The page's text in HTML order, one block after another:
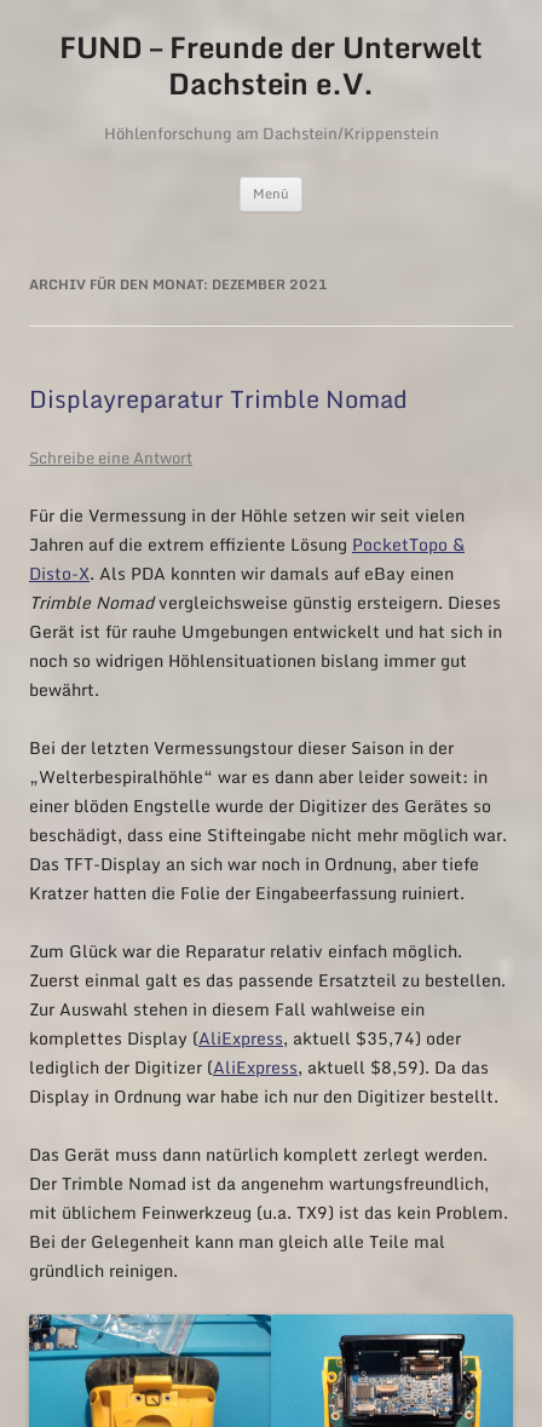
FUND – Freunde der Unterwelt
Dachstein e.V.
Höhlenforschung am Dachstein/Krippenstein
Menü
ARCHIV FÜR DEN MONAT: DEZEMBER 2021
Displayreparatur Trimble Nomad
Schreibe eine Antwort
Für die Vermessung in der Höhle setzen wir seit vielen
Jahren auf die extrem effiziente Lösung PocketTopo &
Disto-X. Als PDA konnten wir damals auf eBay einen
Trimble Nomadvergleichsweise günstig ersteigern. Dieses
Gerät ist für rauhe Umgebungen entwickelt und hat sich in
noch so widrigen Höhlensituationen bislang immer gut
bewährt.
Bei der letzten Vermessungstour dieser Saison in der
„Welterbespiralhöhle“ war es dann aber leider soweit: in
einer blöden Engstelle wurde der Digitizer des Gerätes so
beschädigt, dass eine Stifteingabe nicht mehr möglich war.
Das TFT-Display an sich war noch in Ordnung, aber tiefe
Kratzer hatten die Folie der Eingabeerfassung ruiniert.
Zum Glück war die Reparatur relativ einfach möglich.
Zuerst einmal galt es das passende Ersatzteil zu bestellen.
Zur Auswahl stehen in diesem Fall wahlweise ein
komplettes Display (AliExpress, aktuell $35,74) oder
lediglich der Digitizer (AliExpress, aktuell $8,59). Da das
Display in Ordnung war habe ich nur den Digitizer bestellt.
Das Gerät muss dann natürlich komplett zerlegt werden.
Der Trimble Nomad ist da angenehm wartungsfreundlich,
mit üblichem Feinwerkzeug (u.a. TX9) ist das kein Problem.
Bei der Gelegenheit kann man gleich alle Teile mal
gründlich reinigen.